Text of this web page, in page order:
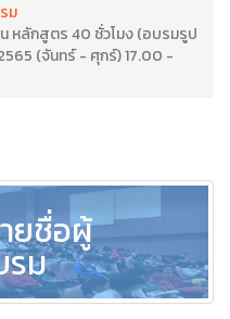
ม
หลักสูตร 40 ชั่วโมง (อบรมรูป
(จันทร์ - ศุกร์) 17.00 -
ยชื่อผู้
รม